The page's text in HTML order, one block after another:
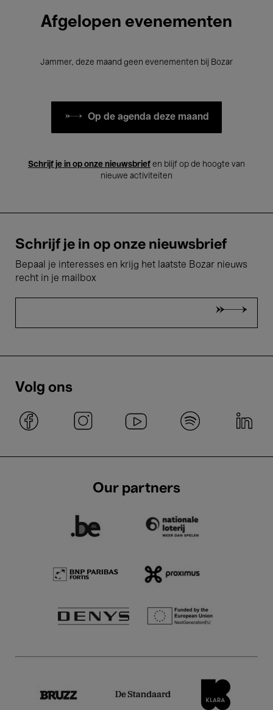
Afgelopen evenementen
Jammer, deze maand geen evenementen bij Bozar
Op de agenda deze maand
Schrijf je in op onze nieuwsbrief en blijf op de hoogte van
nieuwe activiteiten
Schrijf je in op onze nieuwsbrief
Bepaal je interesses en krijg het laatste Bozar nieuws
recht in je mailbox
Volg ons
Our partners